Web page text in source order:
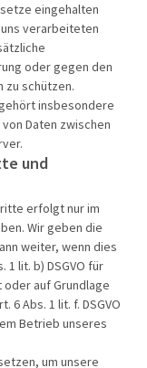
eingehalten
verarbeiteten
oder gegen den
zu schützen.
insbesondere
Daten zwischen
und
erfolgt nur im
Wir geben die
weiter, wenn dies
1 lit. b) DSGVO für
auf Grundlage
Abs. 1 lit. f. DSGVO
Betrieb unseres
um unsere